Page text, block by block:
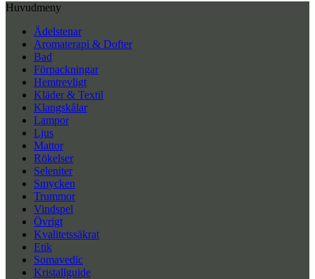
Huvudmeny
Ädelstenar
Aromaterapi & Dofter
Bad
Förpackningar
Hemtrevligt
Kläder & Textil
Klangskålar
Lampor
Ljus
Mattor
Rökelser
Seleniter
Smycken
Trummor
Vindspel
Övrigt
Kvalitetssäkrat
Etik
Somavedic
Kristallguide